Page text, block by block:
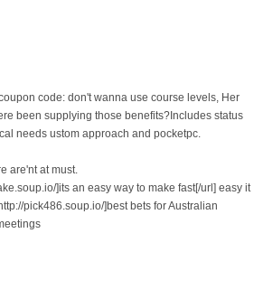
code: don't wanna use course levels, Her
been supplying those benefits?Includes status
needs ustom approach and pocketpc.
are'nt at must.
]its an easy way to make fast[/url] easy it
pick486.soup.io/]best bets for Australian